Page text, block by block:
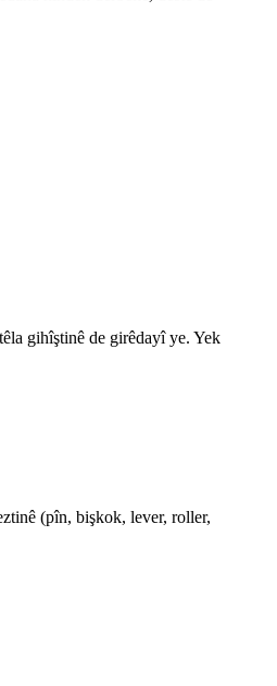
gihîştinê de girêdayî ye. Yek
(pîn, bişkok, lever, roller,